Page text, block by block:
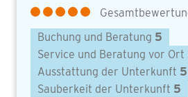
Buchung und Beratung 5
Service und Beratung vor Ort
Ausstattung der Unterkunft 5
Sauberkeit der Unterkunft 5